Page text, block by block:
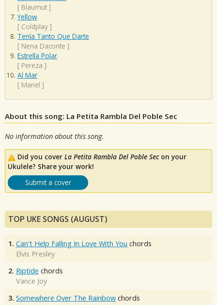
[ Blaumut ]
Yellow
[ Coldplay ]
Tenía Tanto Que Darte
[ Nena Daconte ]
Estrella Polar
[ Pereza ]
Al Mar
[ Manel ]
About this song: La Petita Rambla Del Poble Sec
No information about this song.
Did you cover La Petita Rambla Del Poble Secon your
Ukulele? Share your work!
Submit a cover
TOP UKE SONGS (AUGUST)
1. Can't Help Falling In Love With You chords
Elvis Presley
2. Riptide chords
Vance Joy
3. Somewhere Over The Rainbow chords